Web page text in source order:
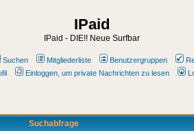
IPaid
IPaid - DIE!! Neue Surfbar
Suchen Mitgliederliste Benutzergruppen
Einloggen, um private Nachrichten zu lesen
Suchabfrage